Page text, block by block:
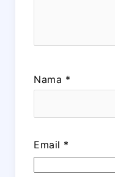
Nama *
Email *